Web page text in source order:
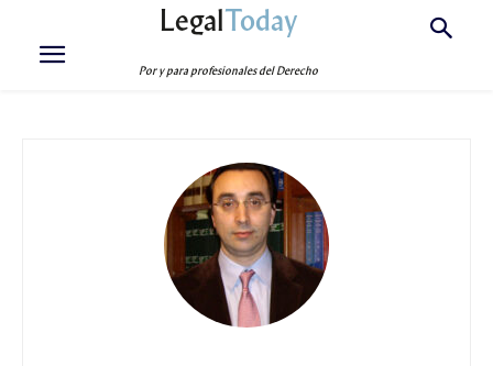
LegalToday
Por y para profesionales del Derecho